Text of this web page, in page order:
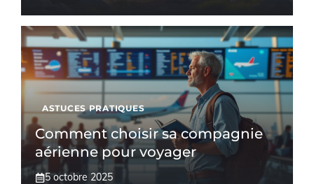
ASTUCES PRATIQUES
Comment choisir sa compagnie
aérienne pour voyager
5 octobre 2025